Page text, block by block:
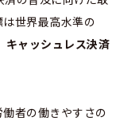
世界最高水準の
キャッシュレス決済
者の働きやすさの